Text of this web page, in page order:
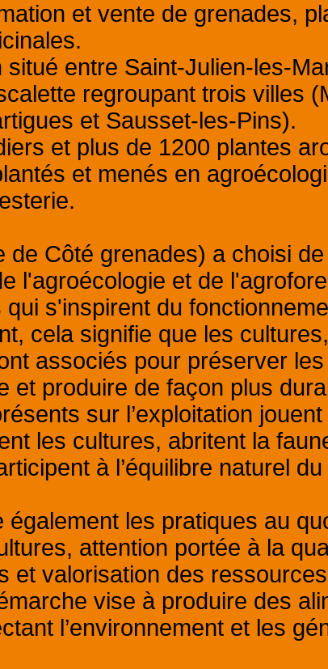
et vente de grenades,
situé entre Saint-Julien-les-
regroupant trois villes
et Sausset-les-Pins).
et plus de 1200 plantes
et menés en
de Côté grenades) a choisi
l'agroécologie et de
s'inspirent du
cela signifie que les
associés pour préserver
et produire de façon plus
sur l’exploitation
les cultures, abritent la
à l’équilibre naturel
également les pratiques au
attention portée à la
et valorisation des
vise à produire des
l’environnement et les